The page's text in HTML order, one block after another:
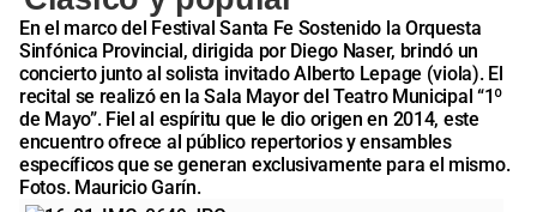
En el marco del Festival Santa Fe Sostenido la Orquesta
Sinfónica Provincial, dirigida por Diego Naser, brindó un
concierto junto al solista invitado Alberto Lepage (viola). El
recital se realizó en la Sala Mayor del Teatro Municipal “1º
de Mayo”. Fiel al espíritu que le dio origen en 2014, este
encuentro ofrece al público repertorios y ensambles
específicos que se generan exclusivamente para el mismo.
Fotos. Mauricio Garín.